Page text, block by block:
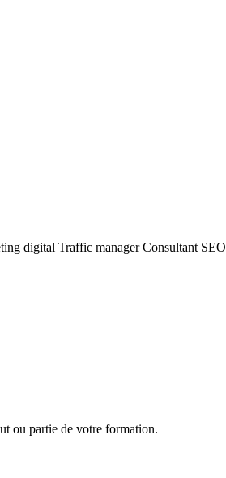
digital Traffic manager Consultant SEO
ou partie de votre formation.